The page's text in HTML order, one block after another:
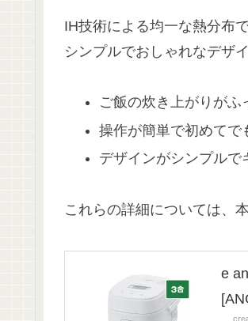
IH技術による均一な熱分布
シンプルでおしゃれなデザ
ご飯の炊き上がりがふ
操作が簡単で初めてで
デザインがシンプルで
これらの詳細については、
e